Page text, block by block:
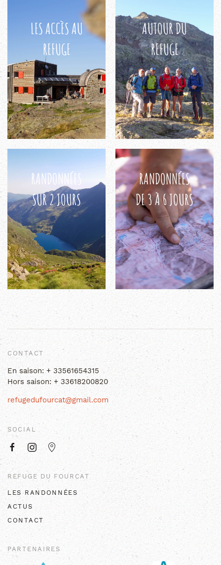
LES ACCÈS AU
REFUGE
AUTOUR DU
REFUGE
RANDONNÉES
SUR 2 JOURS
RANDONNÉES
DE 3 À 6 JOURS
CONTACT
En saison:+ 33561654315
Hors saison: + 33618200820
refugedufourcat@gmail.com
SOCIAL
REFUGE DU FOURCAT
LES RANDONNÉES
ACTUS
CONTACT
PARTENAIRES